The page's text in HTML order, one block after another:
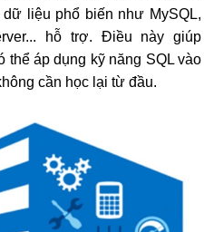
liệu phổ biến như MySQL,
hỗ trợ. Điều này giúp
thể áp dụng kỹ năng SQL vào
cần học lại từ đầu.